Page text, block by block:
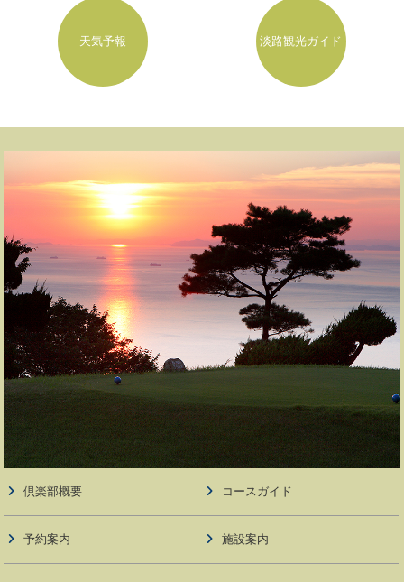
天気予報 淡路観光ガイド
倶楽部概要 コースガイド
予約案内 施設案内